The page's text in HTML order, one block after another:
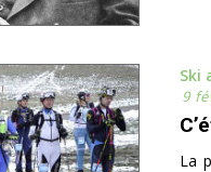
Ski
9
La